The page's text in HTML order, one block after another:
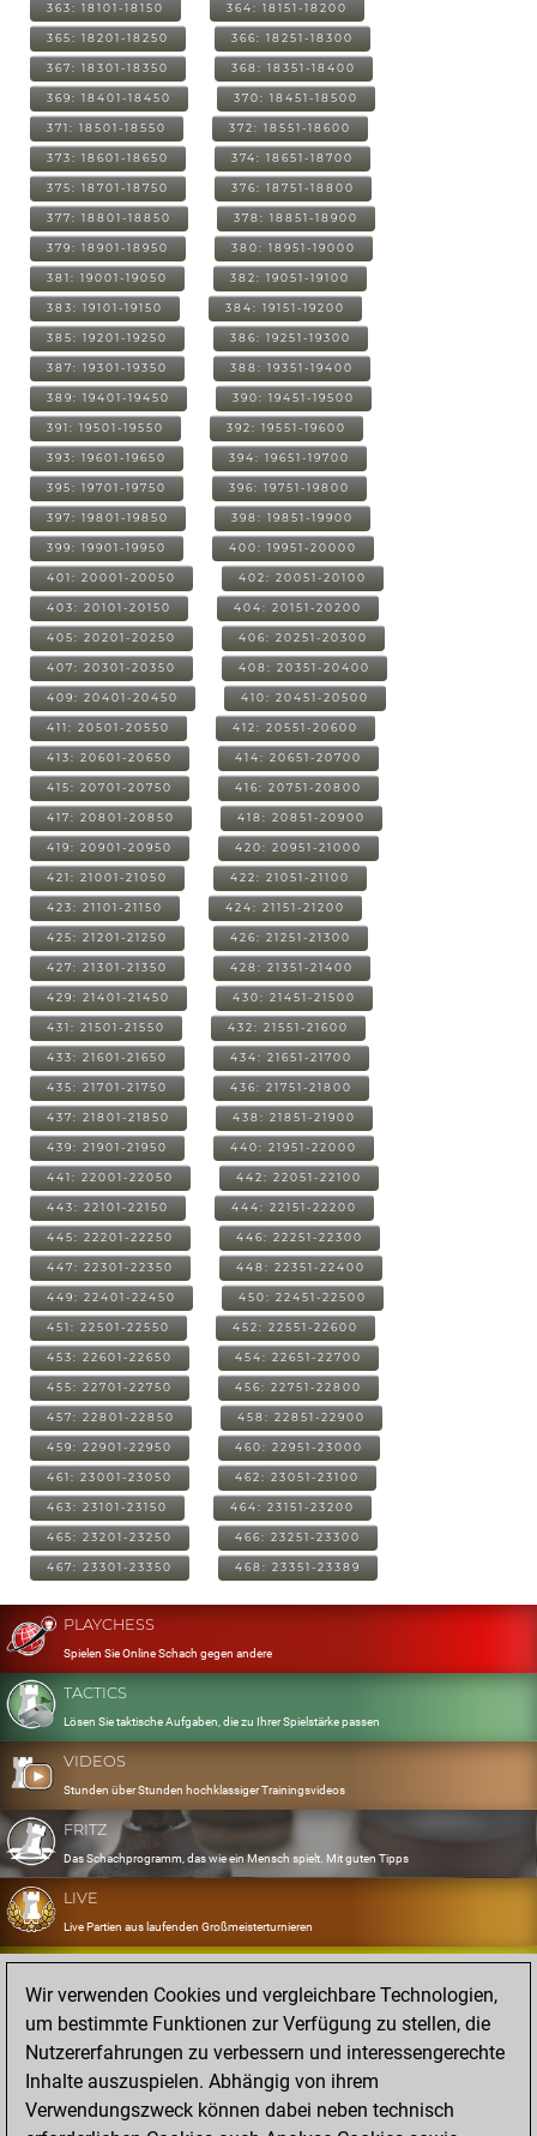
363: 18101-18150 364: 18151-18200
365: 18201-18250 366: 18251-18300
367: 18301-18350 368: 18351-18400
369: 18401-18450 370: 18451-18500
371: 18501-18550 372: 18551-18600
373: 18601-18650 374: 18651-18700
375: 18701-18750 376: 18751-18800
377: 18801-18850 378: 18851-18900
379: 18901-18950 380: 18951-19000
381: 19001-19050 382: 19051-19100
383: 19101-19150 384: 19151-19200
385: 19201-19250 386: 19251-19300
387: 19301-19350 388: 19351-19400
389: 19401-19450 390: 19451-19500
391: 19501-19550 392: 19551-19600
393: 19601-19650 394: 19651-19700
395: 19701-19750 396: 19751-19800
397: 19801-19850 398: 19851-19900
399: 19901-19950 400: 19951-20000
401: 20001-20050 402: 20051-20100
403: 20101-20150 404: 20151-20200
405: 20201-20250 406: 20251-20300
407: 20301-20350 408: 20351-20400
409: 20401-20450 410: 20451-20500
411: 20501-20550 412: 20551-20600
413: 20601-20650 414: 20651-20700
415: 20701-20750 416: 20751-20800
417: 20801-20850 418: 20851-20900
419: 20901-20950 420: 20951-21000
421: 21001-21050 422: 21051-21100
423: 21101-21150 424: 21151-21200
425: 21201-21250 426: 21251-21300
427: 21301-21350 428: 21351-21400
429: 21401-21450 430: 21451-21500
431: 21501-21550 432: 21551-21600
433: 21601-21650 434: 21651-21700
435: 21701-21750 436: 21751-21800
437: 21801-21850 438: 21851-21900
439: 21901-21950 440: 21951-22000
441: 22001-22050 442: 22051-22100
443: 22101-22150 444: 22151-22200
445: 22201-22250 446: 22251-22300
447: 22301-22350 448: 22351-22400
449: 22401-22450 450: 22451-22500
451: 22501-22550 452: 22551-22600
453: 22601-22650 454: 22651-22700
455: 22701-22750 456: 22751-22800
457: 22801-22850 458: 22851-22900
459: 22901-22950 460: 22951-23000
461: 23001-23050 462: 23051-23100
463: 23101-23150 464: 23151-23200
465: 23201-23250 466: 23251-23300
467: 23301-23350 468: 23351-23389
PLAYCHESS
Spielen Sie Online Schach gegen andere
TACTICS
Lösen Sie taktische Aufgaben, die zu Ihrer Spielstärke passen
VIDEOS
Stunden über Stunden hochklassiger Trainingsvideos
FRITZ
Das Schachprogramm, das wie ein Mensch spielt. Mit guten Tipps
LIVE
Live Partien aus laufenden Großmeisterturnieren
OPENINGS
Erfassen und Üben Sie Ihr Eröffnungsrepertoire
DATABASE
Acht Millionen starke Partien
MYGAMES
Speichern und analysieren Sie eigene Partien in der Cloud
Wir verwenden Cookies und vergleichbare Technologien,
um bestimmte Funktionen zur Verfügung zu stellen, die
Nutzererfahrungen zu verbessern und interessengerechte
Inhalte auszuspielen. Abhängig von ihrem
Verwendungszweck können dabei neben technisch